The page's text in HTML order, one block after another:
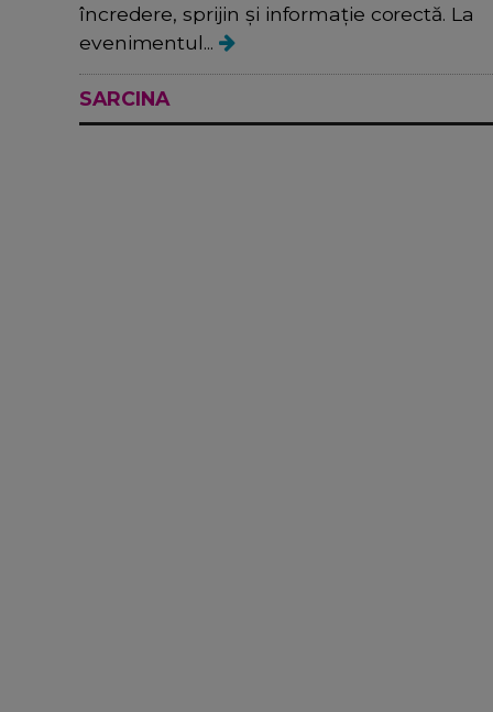
încredere, sprijin și informație corectă. La
evenimentul...
SARCINA